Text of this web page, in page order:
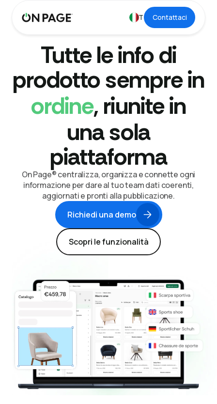
IT Contattaci
Tutte le info di
prodotto sempre in
ordine, riunite in
una sola
piattaforma
On Page® centralizza, organizza e connette ogni
informazione per dare al tuo team dati coerenti,
aggiornati e pronti alla pubblicazione.
Richiedi una demo
Scopri le funzionalità